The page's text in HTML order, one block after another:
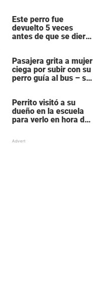
fuerza
Este perro fue
devuelto 5 veces
antes de que se dieran
Pasajera grita a mujer
ciega por subir con su
perro guía al bus – se
Perrito visitó a su
dueño en la escuela
para verlo en hora de